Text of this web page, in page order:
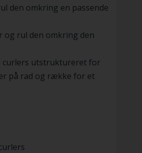
den omkring en passende
og rul den omkring den
curlers utstruktureret for
på rad og række for et